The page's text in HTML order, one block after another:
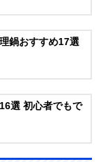
鍋おすすめ17選
選 初心者でもで